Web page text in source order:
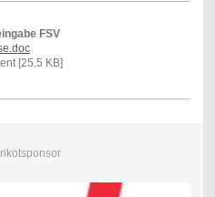
FSV
[25.5 KB]